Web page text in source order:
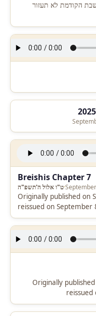
הקודמת לא תעזור
Breishis Chapter 7
ט"ו אלול ה'תשפ"ה·
Originally published on
reissued on September
Originally
reissued